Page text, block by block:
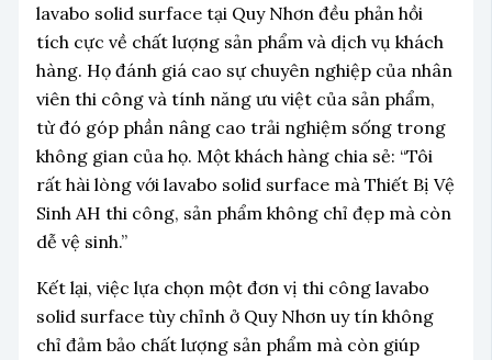
lavabo solid surface tại Quy Nhơn đều phản hồi
tích cực về chất lượng sản phẩm và dịch vụ khách
hàng. Họ đánh giá cao sự chuyên nghiệp của nhân
viên thi công và tính năng ưu việt của sản phẩm,
từ đó góp phần nâng cao trải nghiệm sống trong
không gian của họ. Một khách hàng chia sẻ: “Tôi
rất hài lòng với lavabo solid surface mà Thiết Bị Vệ
Sinh AH thi công, sản phẩm không chỉ đẹp mà còn
dễ vệ sinh.”
Kết lại, việc lựa chọn một đơn vị thi công lavabo
solid surface tùy chỉnh ở Quy Nhơn uy tín không
chỉ đảm bảo chất lượng sản phẩm mà còn giúp